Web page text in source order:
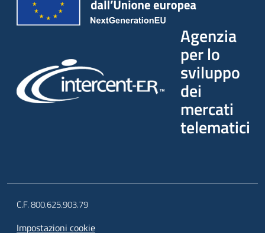
Agenzia
per lo
sviluppo
dei
mercati
telematici
C.F. 800.625.903.79
Impostazioni cookie